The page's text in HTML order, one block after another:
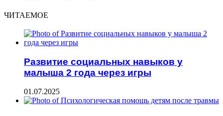
ЧИТАЕМОЕ
Развитие социальных навыков у
малыша 2 года через игры
01.07.2025